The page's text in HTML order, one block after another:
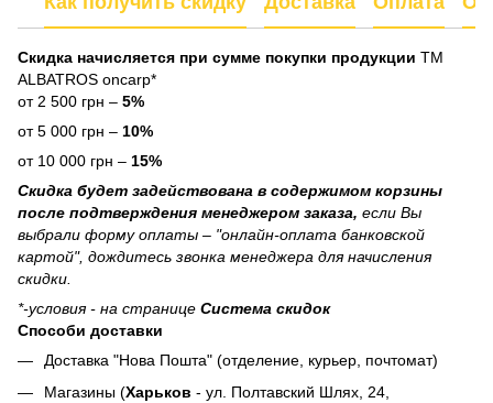
Скидка начисляется при сумме покупки продукции ТМ
ALBATROS oncarp*
от 2 500 грн – 5%
от 5 000 грн – 10%
от 10 000 грн – 15%
Скидка будет задействована в содержимом корзины
после подтверждения менеджером заказа, если Вы
выбрали форму оплаты – "онлайн-оплата банковской
картой", дождитесь звонка менеджера для начисления
скидки.
*-условия - на странице Система скидок
Способи доставки
Доставка "Нова Пошта" (отделение, курьер, почтомат)
Магазины (Харьков - ул. Полтавский Шлях, 24,